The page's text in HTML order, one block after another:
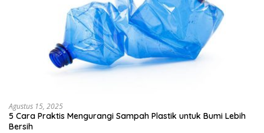
Agustus 15, 2025
5 Cara Praktis Mengurangi Sampah Plastik untuk Bumi Lebih
Bersih